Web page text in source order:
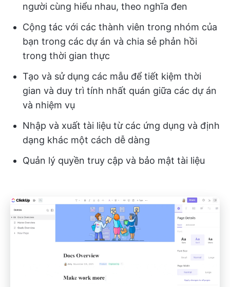
người cùng hiểu nhau, theo nghĩa đen
Cộng tác với các thành viên trong nhóm của
bạn trong các dự án và chia sẻ phản hồi
trong thời gian thực
Tạo và sử dụng các mẫu để tiết kiệm thời
gian và duy trì tính nhất quán giữa các dự án
và nhiệm vụ
Nhập và xuất tài liệu từ các ứng dụng và định
dạng khác một cách dễ dàng
Quản lý quyền truy cập và bảo mật tài liệu